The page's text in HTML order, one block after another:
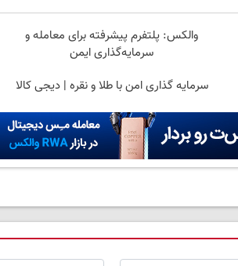
والکس: پلتفرم پیشرفته برای معامله و
سرمایه‌گذاری ایمن
سرمایه گذاری امن با طلا و نقره | دیجی کالا